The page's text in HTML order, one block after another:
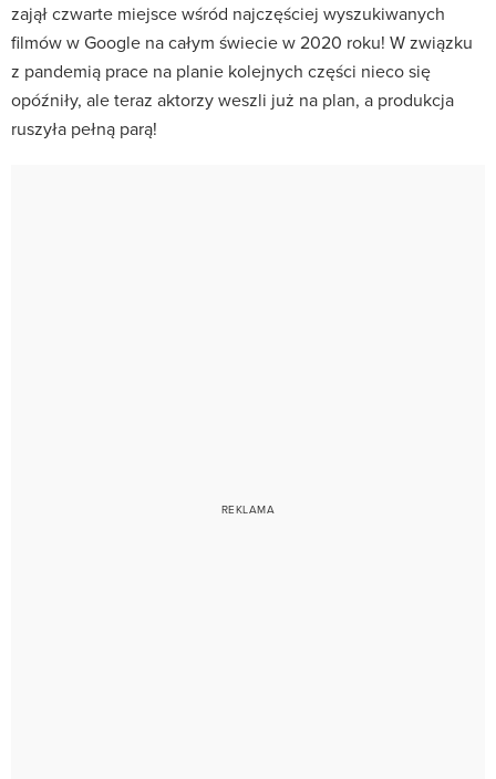
zajął czwarte miejsce wśród najczęściej wyszukiwanych
filmów w Google na całym świecie w 2020 roku! W związku
z pandemią prace na planie kolejnych części nieco się
opóźniły, ale teraz aktorzy weszli już na plan, a produkcja
ruszyła pełną parą!